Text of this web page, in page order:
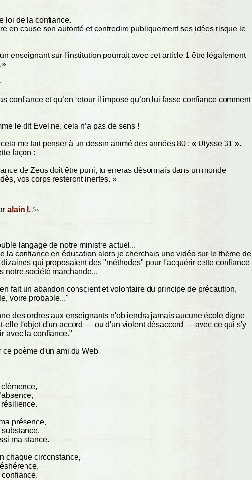
loi de la confiance.
en cause son autorité et contredire publiquement ses idées risque le
enseignant sur l'institution pourrait avec cet article 1 être légalement
confiance et qu’en retour il impose qu’on lui fasse confiance comment
le dit Eveline, cela n’a pas de sens !
me fait penser à un dessin animé des années 80 : « Ulysse 31 ».
façon :
de Zeus doit être puni, tu erreras désormais dans un monde
vos corps resteront inertes. »
alain l.
langage de notre ministre actuel...
la confiance en éducation alors je cherchais une vidéo sur le thème de
qui proposaient des "méthodes" pour l'acquérir cette confiance
notre société marchande...
fait un abandon conscient et volontaire du principe de précaution,
voire probable..."
des ordres aux enseignants n'obtiendra jamais aucune école digne
elle l'objet d'un accord — ou d'un violent désaccord — avec ce qui s'y
avec la confiance."
poème d'un ami du Web :
résilience.
présence,
substance,
ma stance.
chaque circonstance,
confiance.